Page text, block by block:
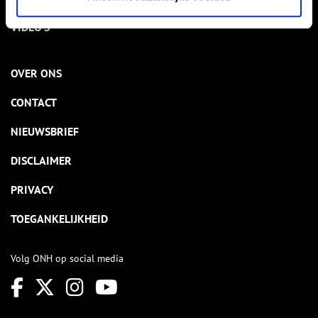
VIDEO’S
OVER ONS
CONTACT
NIEUWSBRIEF
DISCLAIMER
PRIVACY
TOEGANKELIJKHEID
Volg ONH op social media